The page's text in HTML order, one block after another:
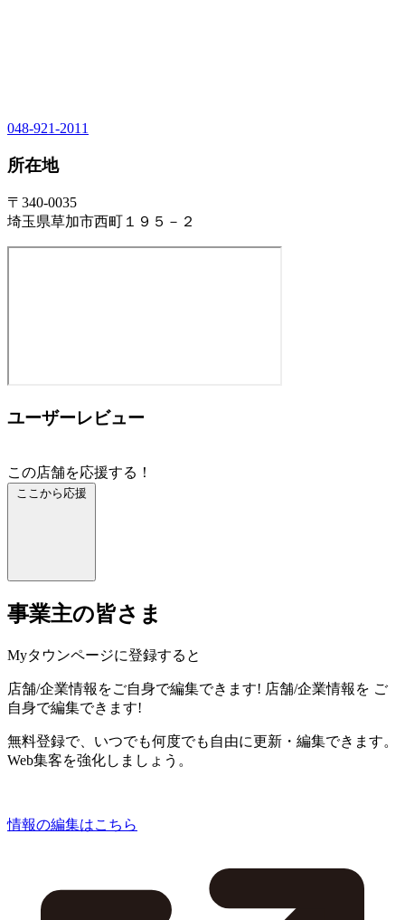
048-921-2011
所在地
〒340-0035
埼玉県草加市西町１９５－２
ユーザーレビュー
この店舗を応援する！
ここから応援
事業主の皆さま
Myタウンページに登録すると
店舗/企業情報をご自身で編集できます! 店舗/企業情報を ご
自身で編集できます!
無料登録で、いつでも何度でも自由に更新・編集できます。
Web集客を強化しましょう。
情報の編集はこちら